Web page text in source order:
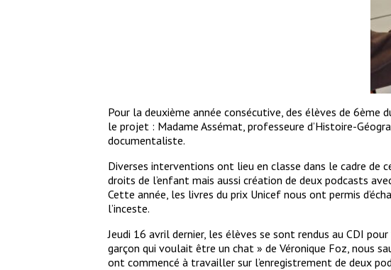
Pour la deuxième année consécutive, des élèves de
le projet : Madame Assémat, professeure d’Histoire-
documentaliste.
Diverses interventions ont lieu en classe dans le cadre
droits de l’enfant mais aussi création de deux podcasts
Cette année, les livres du prix Unicef nous ont permis
l’inceste.
Jeudi 16 avril dernier, les élèves se sont rendus au CDI
garçon qui voulait être un chat » de Véronique Foz, nous
ont commencé à travailler sur l’enregistrement de deux